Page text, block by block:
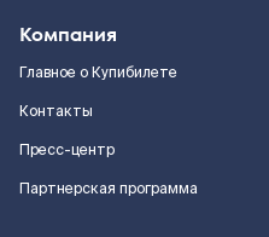
Компания
Главное о Купибилете
Контакты
Пресс-центр
Партнерская программа